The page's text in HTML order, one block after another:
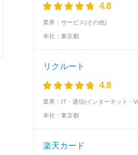
4.8
業界： サービス(その他)
本社： 東京都
リクルート
4.8
業界：
本社： 東京都
楽天カード